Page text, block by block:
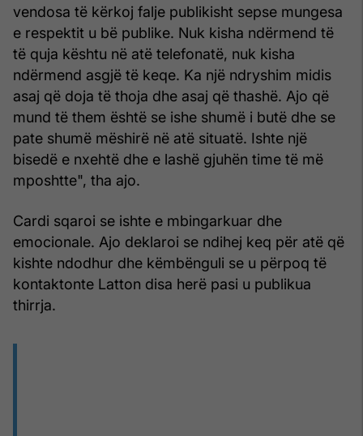
vendosa të kërkoj falje publikisht sepse mungesa
e respektit u bë publike. Nuk kisha ndërmend të
të quja kështu në atë telefonatë, nuk kisha
ndërmend asgjë të keqe. Ka një ndryshim midis
asaj që doja të thoja dhe asaj që thashë. Ajo që
mund të them është se ishe shumë i butë dhe se
pate shumë mëshirë në atë situatë. Ishte një
bisedë e nxehtë dhe e lashë gjuhën time të më
mposhtte", tha ajo.
Cardi sqaroi se ishte e mbingarkuar dhe
emocionale. Ajo deklaroi se ndihej keq për atë që
kishte ndodhur dhe këmbënguli se u përpoq të
kontaktonte Latton disa herë pasi u publikua
thirrja.